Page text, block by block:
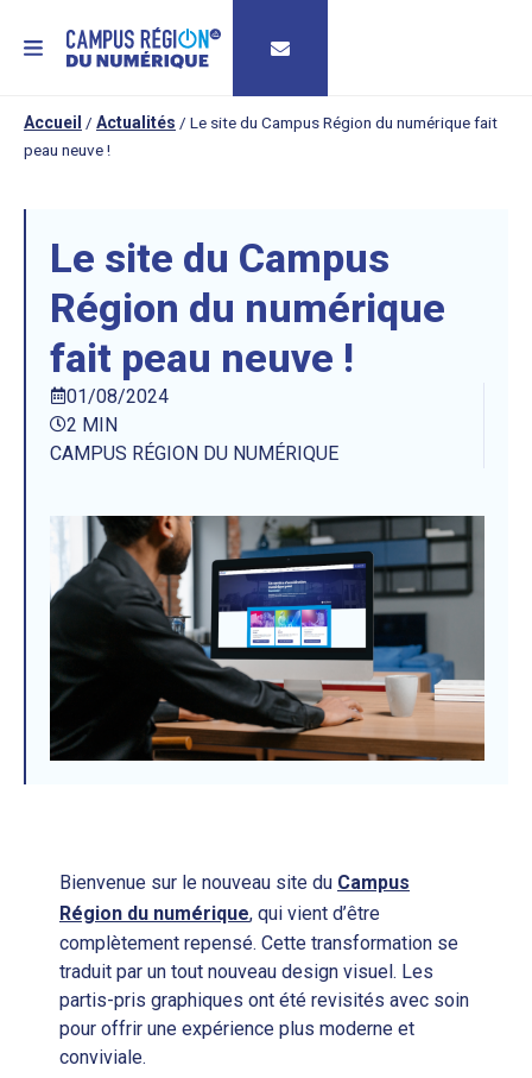
MENU
Accueil / Actualités / Le site du Campus Région du numérique fait
peau neuve !
Le site du Campus
Région du numérique
fait peau neuve !
01/08/2024
2 MIN
CAMPUS RÉGION DU NUMÉRIQUE
Bienvenue sur le nouveau site du Campus
Région du numérique, qui vient d’être
complètement repensé. Cette transformation se
traduit par un tout nouveau design visuel. Les
partis-pris graphiques ont été revisités avec soin
pour offrir une expérience plus moderne et
conviviale.